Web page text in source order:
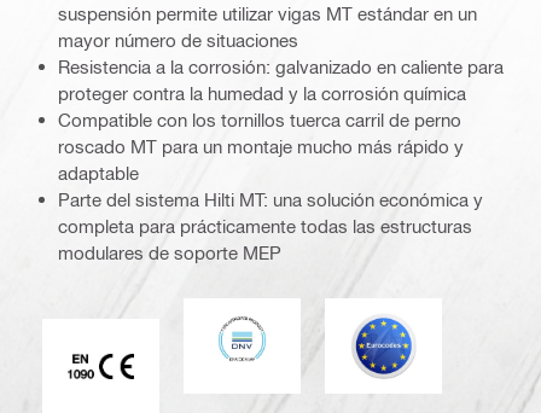
suspensión permite utilizar vigas MT estándar en un
mayor número de situaciones
Resistencia a la corrosión: galvanizado en caliente para
proteger contra la humedad y la corrosión química
Compatible con los tornillos tuerca carril de perno
roscado MT para un montaje mucho más rápido y
adaptable
Parte del sistema Hilti MT: una solución económica y
completa para prácticamente todas las estructuras
modulares de soporte MEP
Marca CE EN 1090
DNV Eurocódigo